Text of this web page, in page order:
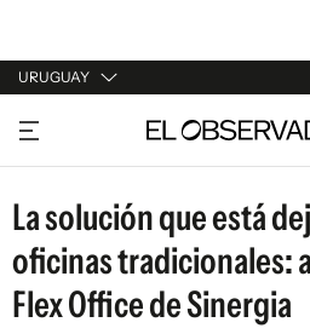
URUGUAY
URUGUAY
ARGENTINA
ESPAÑA
ESTADOS UNIDOS
La solución que está
oficinas tradicionales:
Flex Office de Sinergia